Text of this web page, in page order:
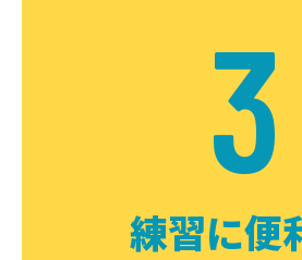
3
練習に便